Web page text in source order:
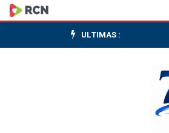
Um
em
ULTIMAS :